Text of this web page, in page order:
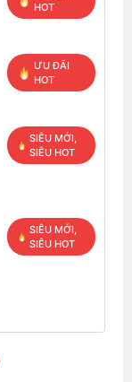
HOT
ƯU ĐÃI
HOT
SIÊU MỚI,
SIÊU HOT
SIÊU MỚI,
SIÊU HOT